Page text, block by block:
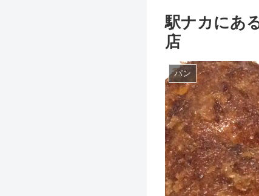
駅ナカにあ
店
パン